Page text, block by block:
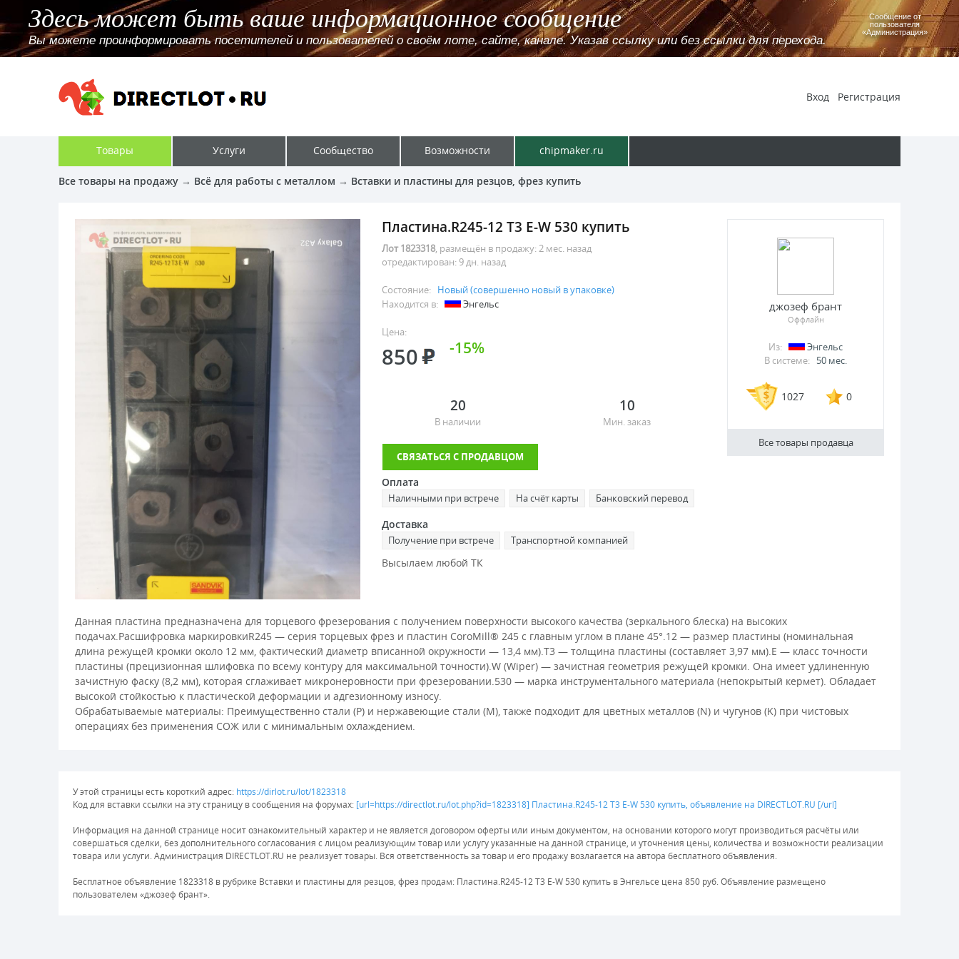
Здесь может быть ваше информационное сообщение
Вы можете проинформировать посетителей и пользователей о своём лоте, сайте, канале. Указав ссылку или без ссылки для перехода.
Сообщение от
пользователя
«Администрация»
Вход Регистрация
Товары Услуги Сообщество Возможности chipmaker.ru
Все товары на продажу → Всё для работы с металлом → Вставки и пластины для резцов, фрез купить
Пластина.R245-12 T3 E-W 530 купить
Лот 1823318, размещён в продажу:2 мес. назад
отредактирован:9 дн. назад
Состояние: Новый (совершенно новый в упаковке)
Находится в:
Энгельс
Цена:
850 -15%
20
В наличии
10
Мин. заказ
СВЯЗАТЬСЯ С ПРОДАВЦОМ
Оплата
Наличными при встрече На счёт карты Банковский перевод
Доставка
Получение при встрече Транспортной компанией
Высылаем любой ТК
джозеф брант
Оффлайн
Из:
Энгельс
В системе: 50 мес.
1027 0
Все товары продавца
Данная пластина предназначена для торцевого фрезерования с получением поверхности высокого качества (зеркального блеска) на высоких
подачах.Расшифровка маркировкиR245 — серия торцевых фрез и пластин CoroMill® 245 с главным углом в плане 45°.12 — размер пластины (номинальная
длина режущей кромки около 12 мм, фактический диаметр вписанной окружности — 13,4 мм).T3 — толщина пластины (составляет 3,97 мм).E — класс точности
пластины (прецизионная шлифовка по всему контуру для максимальной точности).W (Wiper) — зачистная геометрия режущей кромки. Она имеет удлиненную
зачистную фаску (8,2 мм), которая сглаживает микронеровности при фрезеровании.530 — марка инструментального материала (непокрытый кермет). Обладает
высокой стойкостью к пластической деформации и адгезионному износу.
Обрабатываемые материалы: Преимущественно стали (P) и нержавеющие стали (M), также подходит для цветных металлов (N) и чугунов (K) при чистовых
операциях без применения СОЖ или с минимальным охлаждением.
У этой страницы есть короткий адрес: https://dirlot.ru/lot/1823318
Код для вставки ссылки на эту страницу в сообщения на форумах: [url=https://directlot.ru/lot.php?id=1823318] Пластина.R245-12 T3 E-W 530 купить, объявление на DIRECTLOT.RU [/url]
Информация на данной странице носит ознакомительный характер и не является договором оферты или иным документом, на основании которого могут производиться расчёты или
совершаться сделки, без дополнительного согласования с лицом реализующим товар или услугу указанные на данной странице, и уточнения цены, количества и возможности реализации
товара или услуги. Администрация DIRECTLOT.RU не реализует товары. Вся ответственность за товар и его продажу возлагается на автора бесплатного объявления.
Бесплатное объявление 1823318 в рубрике Вставки и пластины для резцов, фрез продам: Пластина.R245-12 T3 E-W 530 купить в Энгельсе цена 850 руб. Объявление размещено
пользователем «джозеф брант».